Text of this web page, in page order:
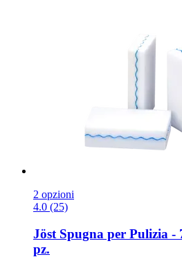
2 opzioni
4.0 (25)
Jöst Spugna per Pulizia -​
pz.